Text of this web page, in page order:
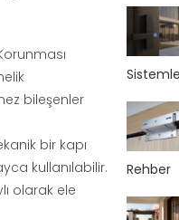
bileşenler
bir kapı
kullanılabilir.
olarak ele
Rehber